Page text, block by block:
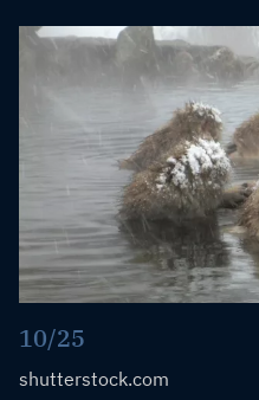
10/25
shutterstock.com